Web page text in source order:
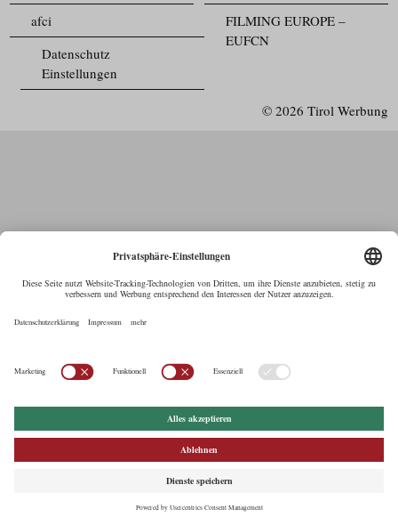
FILMING EUROPE –
EUFCN
afci
Datenschutz
Einstellungen
© 2026 Tirol Werbung